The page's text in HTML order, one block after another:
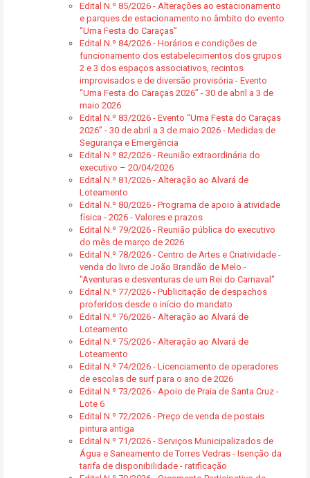
Edital N.º 85/2026 - Alterações ao estacionamento
e parques de estacionamento no âmbito do evento
“Uma Festa do Caraças”
Edital N.º 84/2026 - Horários e condições de
funcionamento dos estabelecimentos dos grupos
2 e 3 dos espaços associativos, recintos
improvisados e de diversão provisória - Evento
“Uma Festa do Caraças 2026” - 30 de abril a 3 de
maio 2026
Edital N.º 83/2026 - Evento “Uma Festa do Caraças
2026” - 30 de abril a 3 de maio 2026 - Medidas de
Segurança e Emergência
Edital N.º 82/2026 - Reunião extraordinária do
executivo – 20/04/2026
Edital N.º 81/2026 - Alteração ao Alvará de
Loteamento
Edital N.º 80/2026 - Programa de apoio à atividade
física - 2026 - Valores e prazos
Edital N.º 79/2026 - Reunião pública do executivo
do mês de março de 2026
Edital N.º 78/2026 - Centro de Artes e Criatividade -
venda do livro de João Brandão de Melo -
"Aventuras e desventuras de um Rei do Carnaval"
Edital N.º 77/2026 - Publicitação de despachos
proferidos desde o início do mandato
Edital N.º 76/2026 - Alteração ao Alvará de
Loteamento
Edital N.º 75/2026 - Alteração ao Alvará de
Loteamento
Edital N.º 74/2026 - Licenciamento de operadores
de escolas de surf para o ano de 2026
Edital N.º 73/2026 - Apoio de Praia de Santa Cruz -
Lote 6
Edital N.º 72/2026 - Preço de venda de postais
pintura antiga
Edital N.º 71/2026 - Serviços Municipalizados de
Água e Saneamento de Torres Vedras - Isenção da
tarifa de disponibilidade - ratificação